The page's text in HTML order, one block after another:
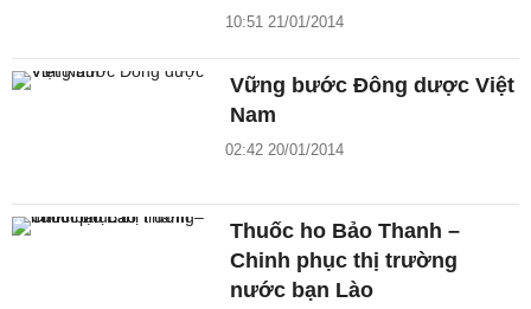
10:51 21/01/2014
Vững bước Đông dược Việt
Nam
02:42 20/01/2014
Thuốc ho Bảo Thanh –
Chinh phục thị trường
nước bạn Lào